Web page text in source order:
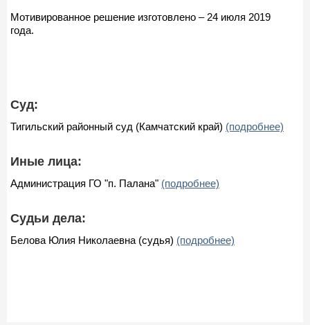
Мотивированное решение изготовлено – 24 июля 2019
года.
Суд:
Тигильский районный суд (Камчатский край) (подробнее)
Иные лица:
Администрация ГО "п. Палана" (подробнее)
Судьи дела:
Белова Юлия Николаевна (судья) (подробнее)